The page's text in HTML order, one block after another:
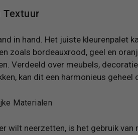
Textuur
in hand. Het juiste kleurenpalet
zoals bordeauxrood, geel en
Verdeeld over meubels,
kan dit een harmonieus geheel
Materialen
wilt neerzetten, is het gebruik